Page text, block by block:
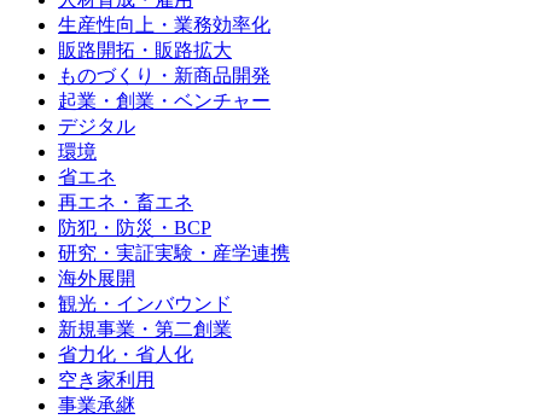
生産性向上・業務効率化
販路開拓・販路拡大
ものづくり・新商品開発
起業・創業・ベンチャー
デジタル
環境
省エネ
再エネ・畜エネ
防犯・防災・BCP
研究・実証実験・産学連携
海外展開
観光・インバウンド
新規事業・第二創業
省力化・省人化
空き家利用
事業承継